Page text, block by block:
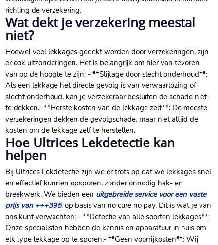
richting de verzekering.​
Wat dekt je verzekering meestal
niet?
Hoewel veel lekkages gedekt worden door verzekeringen, zijn
er ook uitzonderingen.​ Het is belangrijk om hier van tevoren
van op de hoogte te zijn: - **Slijtage door slecht onderhoud**:
Als een lekkage het directe gevolg is van verwaarlozing of
slecht onderhoud, kan je verzekeraar besluiten de schade niet
te dekken.​ - **Herstelkosten van de lekkage zelf**: De meeste
verzekeringen dekken de gevolgschade, maar niet altijd de
kosten om de lekkage zelf te herstellen.​
Hoe Ultrices Lekdetectie kan
helpen
Bij Ultrices Lekdetectie zijn we er trots op dat we lekkages snel
en effectief kunnen opsporen, zonder onnodig hak- en
breekwerk.​ We bieden een uitgebreide service voor een vaste
prijs van +++395, op basis van no cure no pay.​ Dit is wat je van
ons kunt verwachten: - **Detectie van alle soorten lekkages**:
Onze specialisten hebben de kennis en apparatuur in huis om
elk type lekkage op te sporen.​ - **Geen voorrijkosten**: Wij